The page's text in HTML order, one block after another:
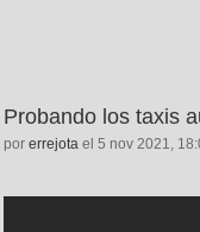
Probando los taxis
por errejota el 5 nov 2021,